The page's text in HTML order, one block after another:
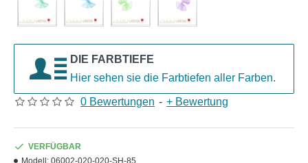
DIE FARBTIEFE
Hier sehen sie die Farbtiefen aller Farben.
0 Bewertungen - + Bewertung
VERFÜGBAR
Modell: 06002-020-020-SH-85